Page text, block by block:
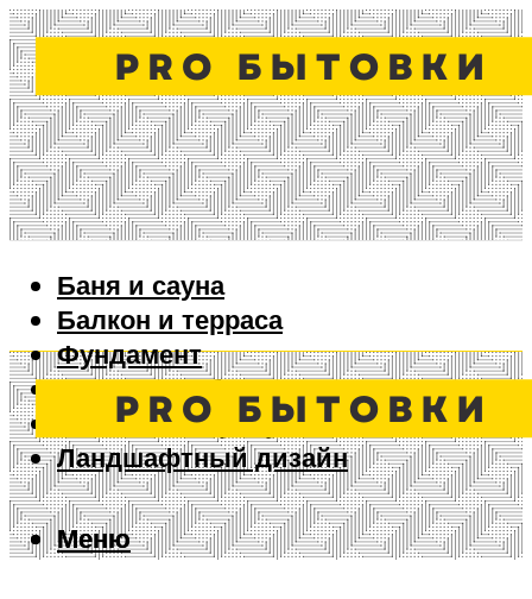
Баня и сауна
Балкон и терраса
Фундамент
Ворота и забор
Дизайн интерьера
Ландшафтный дизайн
Меню
Меню